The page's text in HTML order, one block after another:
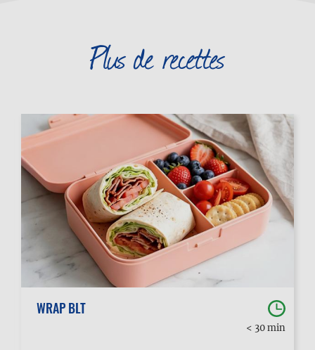
Plus de recettes
WRAP BLT
< 30 min